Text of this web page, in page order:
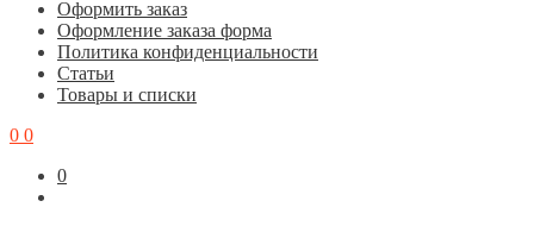
Оформить заказ
Оформление заказа форма
Политика конфиденциальности
Статьи
Товары и списки
0 0
0